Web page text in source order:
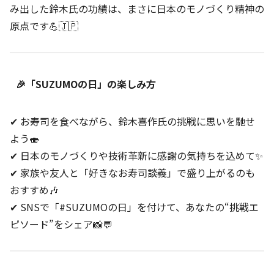
み出した鈴木氏の功績は、まさに日本のモノづくり精神の
原点です💪🇯🇵
🎉「SUZUMOの日」の楽しみ方
✔ お寿司を食べながら、鈴木喜作氏の挑戦に思いを馳せ
よう🍣
✔ 日本のモノづくりや技術革新に感謝の気持ちを込めて✨
✔ 家族や友人と「好きなお寿司談義」で盛り上がるのも
おすすめ🎶
✔ SNSで「#SUZUMOの日」を付けて、あなたの“挑戦エ
ピソード”をシェア📸💬